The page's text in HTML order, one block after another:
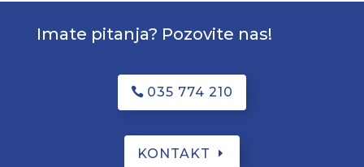
Imate pitanja? Pozovite nas!
035 774 210
KONTAKT